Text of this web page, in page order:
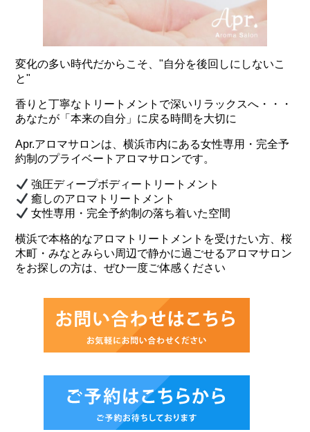
変化の多い時代だからこそ、"自分を後回しにしないこ
と"
香りと丁寧なトリートメントで深いリラックスへ・・・
あなたが「本来の自分」に戻る時間を大切に
Apr.アロマサロンは、横浜市内にある女性専用・完全予
約制のプライベートアロマサロンです。
強圧ディープボディートリートメント
癒しのアロマトリートメント
女性専用・完全予約制の落ち着いた空間
横浜で本格的なアロマトリートメントを受けたい方、桜
木町・みなとみらい周辺で静かに過ごせるアロマサロン
をお探しの方は、ぜひ一度ご体感ください